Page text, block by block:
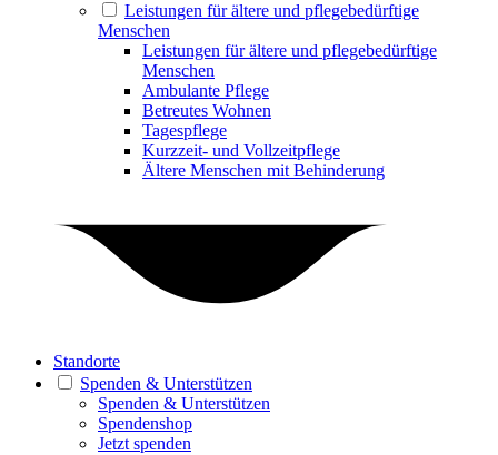
Leistungen für ältere und pflegebedürftige
Menschen
Leistungen für ältere und pflegebedürftige
Menschen
Ambulante Pflege
Betreutes Wohnen
Tagespflege
Kurzzeit- und Vollzeitpflege
Ältere Menschen mit Behinderung
Standorte
Spenden & Unterstützen
Spenden & Unterstützen
Spendenshop
Jetzt spenden